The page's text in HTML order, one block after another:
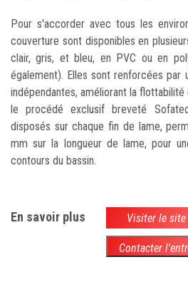
Pour s'accorder avec tous les
couverture sont disponibles en
clair, gris, et bleu, en PVC ou en
également). Elles sont renforcées par
indépendantes, améliorant la
le procédé exclusif breveté
disposés sur chaque fin de lame,
mm sur la longueur de lame, pour
contours du bassin.
En savoir plus Visiter le site
Contacter